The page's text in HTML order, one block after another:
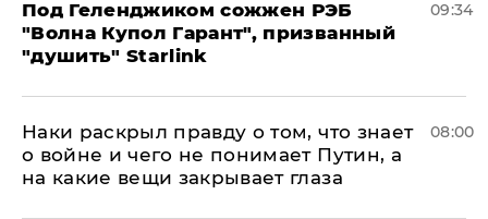
Под Геленджиком сожжен РЭБ
"Волна Купол Гарант", призванный
"душить" Starlink
09:34
Наки раскрыл правду о том, что знает
о войне и чего не понимает Путин, а
на какие вещи закрывает глаза
08:00